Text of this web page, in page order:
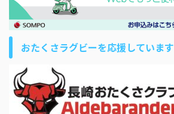
おたくさラグビーを応援しています